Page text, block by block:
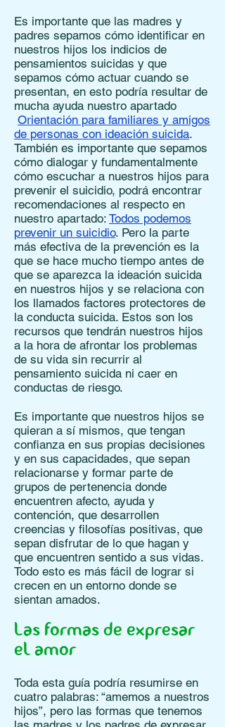
Es importante que las madres y
padres sepamos cómo identificar en
nuestros hijos los indicios de
pensamientos suicidas y que
sepamos cómo actuar cuando se
presentan, en esto podría resultar de
mucha ayuda nuestro apartado
Orientación para familiares y amigos
de personas con ideación suicida.
También es importante que sepamos
cómo dialogar y fundamentalmente
cómo escuchar a nuestros hijos para
prevenir el suicidio, podrá encontrar
recomendaciones al respecto en
nuestro apartado: Todos podemos
prevenir un suicidio. Pero la parte
más efectiva de la prevención es la
que se hace mucho tiempo antes de
que se aparezca la ideación suicida
en nuestros hijos y se relaciona con
los llamados factores protectores de
la conducta suicida. Estos son los
recursos que tendrán nuestros hijos
a la hora de afrontar los problemas
de su vida sin recurrir al
pensamiento suicida ni caer en
conductas de riesgo.
Es importante que nuestros hijos se
quieran a sí mismos, que tengan
confianza en sus propias decisiones
y en sus capacidades, que sepan
relacionarse y formar parte de
grupos de pertenencia donde
encuentren afecto, ayuda y
contención, que desarrollen
creencias y filosofías positivas, que
sepan disfrutar de lo que hagan y
que encuentren sentido a sus vidas.
Todo esto es más fácil de lograr si
crecen en un entorno donde se
sientan amados.
Las formas de expresar
el amor
Toda esta guía podría resumirse en
cuatro palabras: “amemos a nuestros
hijos”, pero las formas que tenemos